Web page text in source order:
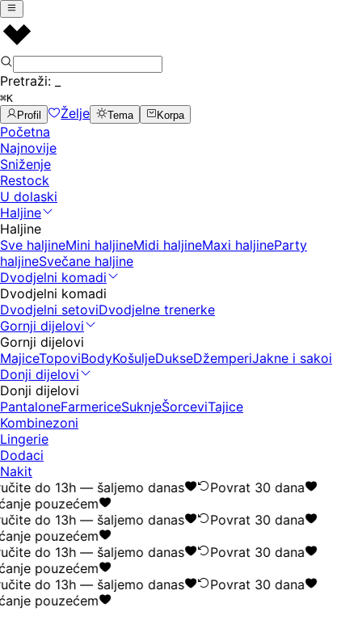
Pretraži:
⌘K
Profil
Želje Tema Korpa
Početna
Najnovije
Sniženje
Restock
U dolaski
Haljine
Haljine
Sve haljineMini haljineMidi haljineMaxi haljineParty
haljineSvečane haljine
Dvodjelni komadi
Dvodjelni komadi
Dvodjelni setoviDvodjelne trenerke
Gornji dijelovi
Gornji dijelovi
MajiceTopoviBodyKošuljeDukseDžemperiJakne i sakoi
Donji dijelovi
Donji dijelovi
PantaloneFarmericeSuknjeŠorceviTajice
Kombinezoni
Lingerie
Dodaci
Nakit
do 13h — šaljemo danas
Povrat 30 dana
pouzećem
do 13h — šaljemo danas
Povrat 30 dana
pouzećem
do 13h — šaljemo danas
Povrat 30 dana
pouzećem
do 13h — šaljemo danas
Povrat 30 dana
pouzećem